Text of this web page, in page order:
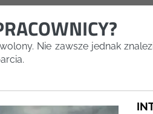
Nie zawsze jednak